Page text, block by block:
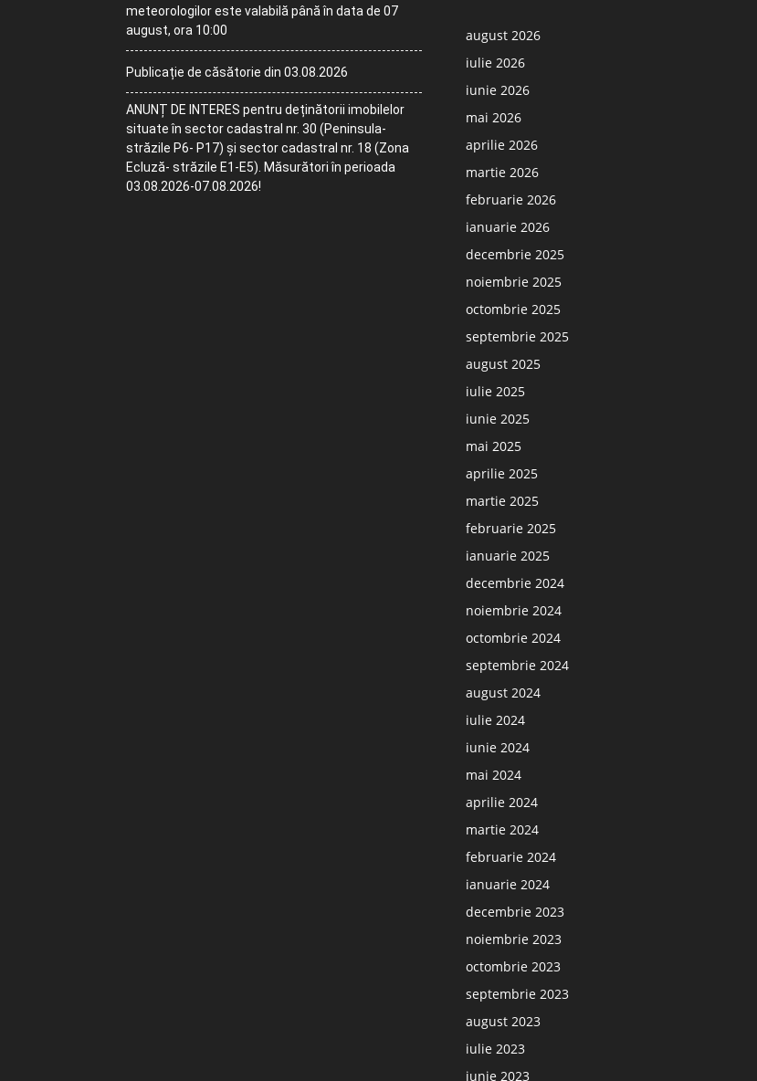
meteorologilor este valabilă până în data de 07
august, ora 10:00
Publicație de căsătorie din 03.08.2026
ANUNȚ DE INTERES pentru deținătorii imobilelor
situate în sector cadastral nr. 30 (Peninsula-
străzile P6- P17) și sector cadastral nr. 18 (Zona
Ecluză- străzile E1-E5). Măsurători în perioada
03.08.2026-07.08.2026!
august 2026
iulie 2026
iunie 2026
mai 2026
aprilie 2026
martie 2026
februarie 2026
ianuarie 2026
decembrie 2025
noiembrie 2025
octombrie 2025
septembrie 2025
august 2025
iulie 2025
iunie 2025
mai 2025
aprilie 2025
martie 2025
februarie 2025
ianuarie 2025
decembrie 2024
noiembrie 2024
octombrie 2024
septembrie 2024
august 2024
iulie 2024
iunie 2024
mai 2024
aprilie 2024
martie 2024
februarie 2024
ianuarie 2024
decembrie 2023
noiembrie 2023
octombrie 2023
septembrie 2023
august 2023
iulie 2023
iunie 2023